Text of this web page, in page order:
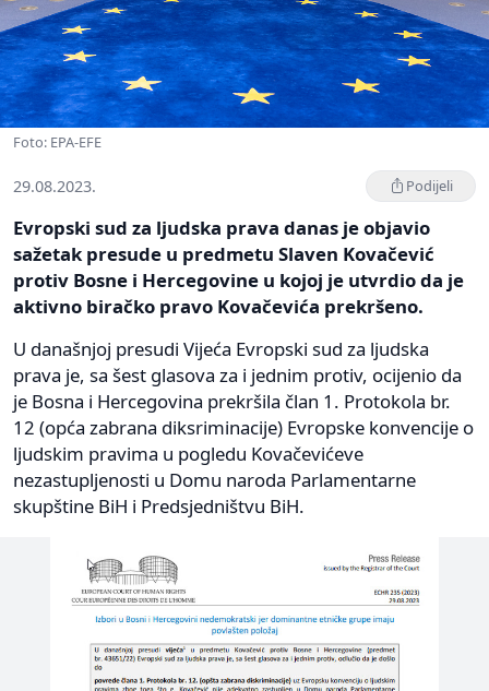
Foto: EPA-EFE
29.08.2023. Podijeli
Evropski sud za ljudska prava danas je objavio
sažetak presude u predmetu Slaven Kovačević
protiv Bosne i Hercegovine u kojoj je utvrdio da je
aktivno biračko pravo Kovačevića prekršeno.
U današnjoj presudi Vijeća Evropski sud za ljudska
prava je, sa šest glasova za i jednim protiv, ocijenio da
je Bosna i Hercegovina prekršila član 1. Protokola br.
12 (opća zabrana diksriminacije) Evropske konvencije o
ljudskim pravima u pogledu Kovačevićeve
nezastupljenosti u Domu naroda Parlamentarne
skupštine BiH i Predsjedništvu BiH.